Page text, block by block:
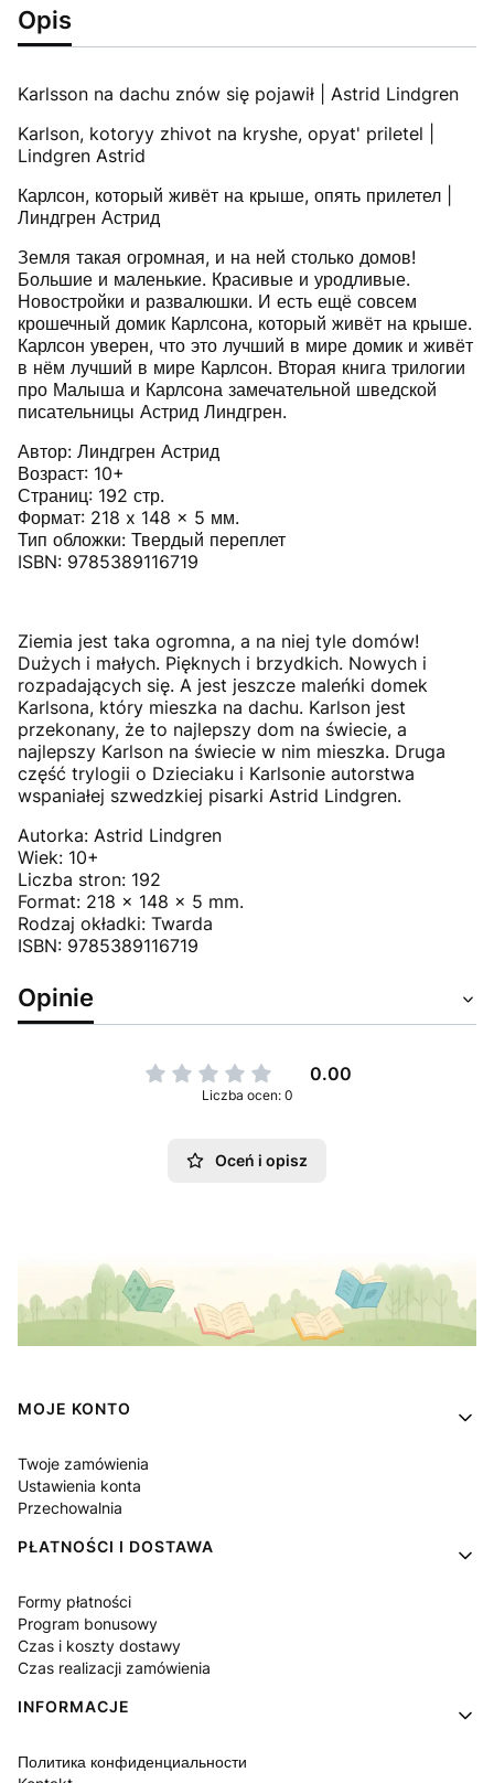
Opis
Karlsson na dachu znów się pojawił | Astrid Lindgren
Karlson, kotoryy zhivot na kryshe, opyat' priletel |
Lindgren Astrid
Карлсон, который живёт на крыше, опять прилетел |
Линдгрен Астрид
Земля такая огромная, и на ней столько домов!
Большие и маленькие. Красивые и уродливые.
Новостройки и развалюшки. И есть ещё совсем
крошечный домик Карлсона, который живёт на крыше.
Карлсон уверен, что это лучший в мире домик и живёт
в нём лучший в мире Карлсон. Вторая книга трилогии
про Малыша и Карлсона замечательной шведской
писательницы Астрид Линдгрен.
Автор: Линдгрен Астрид
Возраст: 10+
Страниц: 192 стр.
Формат: 218 x 148 x 5 мм.
Тип обложки: Твердый переплет
ISBN: 9785389116719
Ziemia jest taka ogromna, a na niej tyle domów!
Dużych i małych. Pięknych i brzydkich. Nowych i
rozpadających się. A jest jeszcze maleńki domek
Karlsona, który mieszka na dachu. Karlson jest
przekonany, że to najlepszy dom na świecie, a
najlepszy Karlson na świecie w nim mieszka. Druga
część trylogii o Dzieciaku i Karlsonie autorstwa
wspaniałej szwedzkiej pisarki Astrid Lindgren.
Autorka: Astrid Lindgren
Wiek: 10+
Liczba stron: 192
Format: 218 x 148 x 5 mm.
Rodzaj okładki: Twarda
ISBN: 9785389116719
Opinie
0.00
Liczba ocen: 0
Oceń i opisz
Linki w stopce
MOJE KONTO
Twoje zamówienia
Ustawienia konta
Przechowalnia
PŁATNOŚCI I DOSTAWA
Formy płatności
Program bonusowy
Czas i koszty dostawy
Czas realizacji zamówienia
INFORMACJE
Политика конфиденциальности